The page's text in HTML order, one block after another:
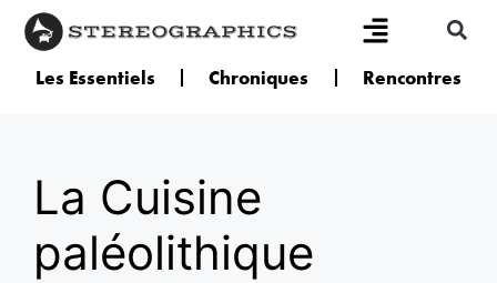
Les Essentiels Chroniques Rencontres
La Cuisine
paléolithique